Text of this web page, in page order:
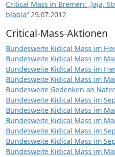
Critical Mass in Bremen: „Jaja,
blabla“ 29.07.2012
Critical-Mass-Aktionen
Bundesweite Kidical Mass im
Bundesweite Kidical Mass im
Bundesweite Kidical Mass im
Bundesweite Kidical Mass im
Bundesweite Gedenken an
Bundesweite Kidical Mass im
Bundesweite Kidical Mass im
Bundesweite Kidical Mass im
Bundesweite Kidical Mass im
Bundesweite Kidical Mass im
Bundesweite Kidical Mass im